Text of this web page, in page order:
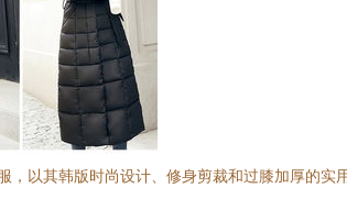
以其韩版时尚设计、修身剪裁和过膝加厚的实